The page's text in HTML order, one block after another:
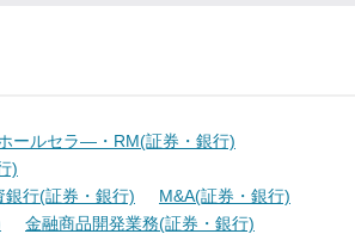
ールセラ―・RM(証券・銀行)
)
銀行(証券・銀行)
M&A(証券・銀行)
金融商品開発業務(証券・銀行)